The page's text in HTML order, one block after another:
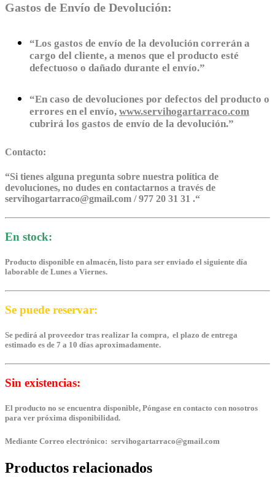
Gastos de Envío de Devolución:
“Los gastos de envío de la devolución correrán a
cargo del cliente, a menos que el producto esté
defectuoso o dañado durante el envío.”
“En caso de devoluciones por defectos del producto o
errores en el envío, www.servihogartarraco.com
cubrirá los gastos de envío de la devolución.”
Contacto:
“Si tienes alguna pregunta sobre nuestra política de
devoluciones, no dudes en contactarnos a través de
servihogartarraco@gmail.com / 977 20 31 31 .“
En stock:
Producto disponible en almacén, listo para ser enviado el siguiente día
laborable de Lunes a Viernes.
Se puede reservar:
Se pedirá al proveedor tras realizar la compra, el plazo de entrega
estimado es de 7 a 10 días aproximadamente.
Sin existencias:
El producto no se encuentra disponible, Póngase en contacto con nosotros
para ver próxima disponibilidad.
Mediante Correo electrónico: servihogartarraco@gmail.com
Productos relacionados